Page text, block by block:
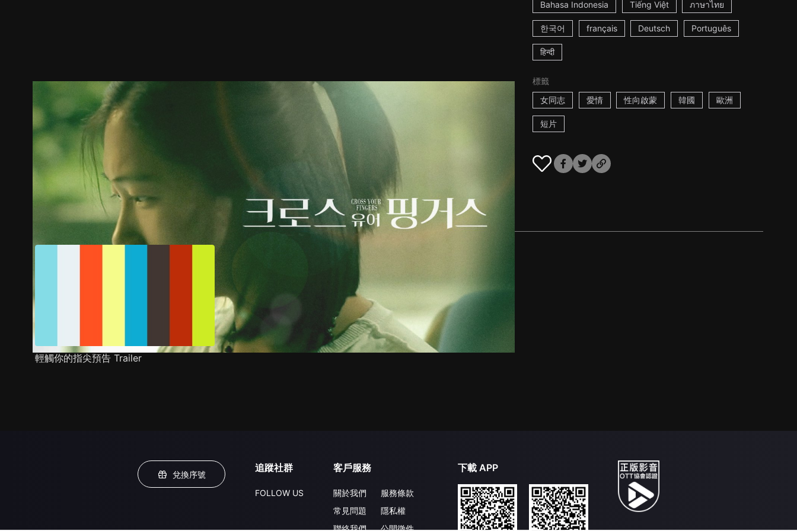
Bahasa Indonesia Tiếng Việt ภาษาไทย
한국어 français Deutsch Português
हिन्दी
標籤
女同志
愛情 性向啟蒙 韓國 歐洲
短片
劇照 推薦影片
輕觸你的指尖預告 Trailer
兌換序號
追蹤社群
FOLLOW US
客戶服務
關於我們
常見問題
聯絡我們
服務條款
隱私權
公開徵件
下載 APP